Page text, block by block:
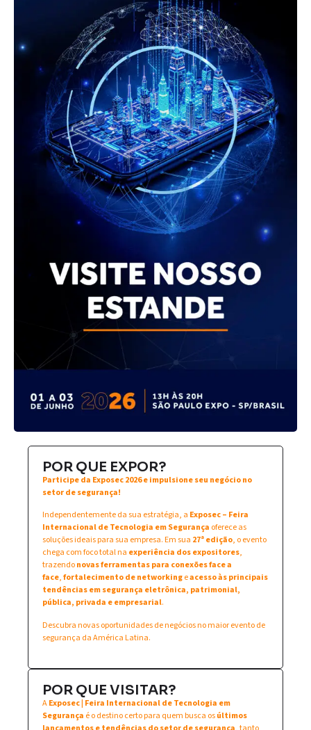
POR QUE EXPOR?
Participe da Exposec 2026 e impulsione seu negócio no
setor de segurança!
Independentemente da sua estratégia, a Exposec – Feira
Internacional de Tecnologia em Segurança oferece as
soluções ideais para sua empresa. Em sua 27ª edição, o evento
chega com foco total na experiência dos expositores,
trazendonovas ferramentas para conexões face a
face,fortalecimento de networkingeacesso às principais
tendências em segurança eletrônica, patrimonial,
pública, privada e empresarial.
Descubra novas oportunidades de negócios no maior evento de
segurança da América Latina.
POR QUE VISITAR?
AExposec | Feira Internacional de Tecnologia em
Segurança é o destino certo para quem busca osúltimos